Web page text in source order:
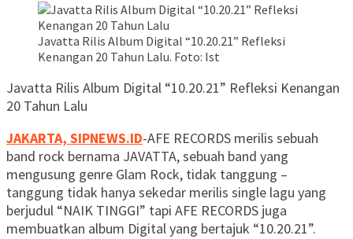
Javatta Rilis Album Digital “10.20.21” Refleksi
Kenangan 20 Tahun Lalu. Foto: Ist
Javatta Rilis Album Digital “10.20.21” Refleksi Kenangan
20 Tahun Lalu
JAKARTA, SIPNEWS.ID-AFE RECORDS merilis sebuah
band rock bernama JAVATTA, sebuah band yang
mengusung genre Glam Rock, tidak tanggung –
tanggung tidak hanya sekedar merilis single lagu yang
berjudul “NAIK TINGGI” tapi AFE RECORDS juga
membuatkan album Digital yang bertajuk “10.20.21”.